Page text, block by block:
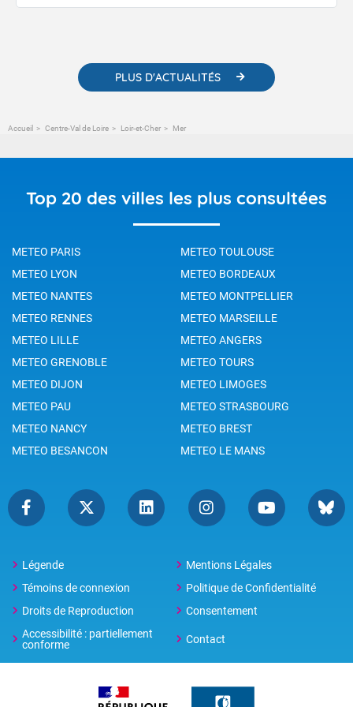
publications. Vous y trouverez également des liens utiles vers nos
PLUS D'ACTUALITÉS
Accueil Centre-Val de Loire Loir-et-Cher Mer
Top 20 des villes les plus consultées
METEO PARIS
METEO TOULOUSE
METEO LYON
METEO BORDEAUX
METEO NANTES
METEO MONTPELLIER
METEO RENNES
METEO MARSEILLE
METEO LILLE
METEO ANGERS
METEO GRENOBLE
METEO TOURS
METEO DIJON
METEO LIMOGES
METEO PAU
METEO STRASBOURG
METEO NANCY
METEO BREST
METEO BESANCON
METEO LE MANS
Légende
Mentions Légales
Témoins de connexion
Politique de Confidentialité
Droits de Reproduction
Consentement
Accessibilité : partiellement
conforme
Contact